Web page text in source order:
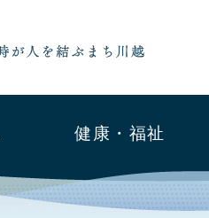
健康・福祉